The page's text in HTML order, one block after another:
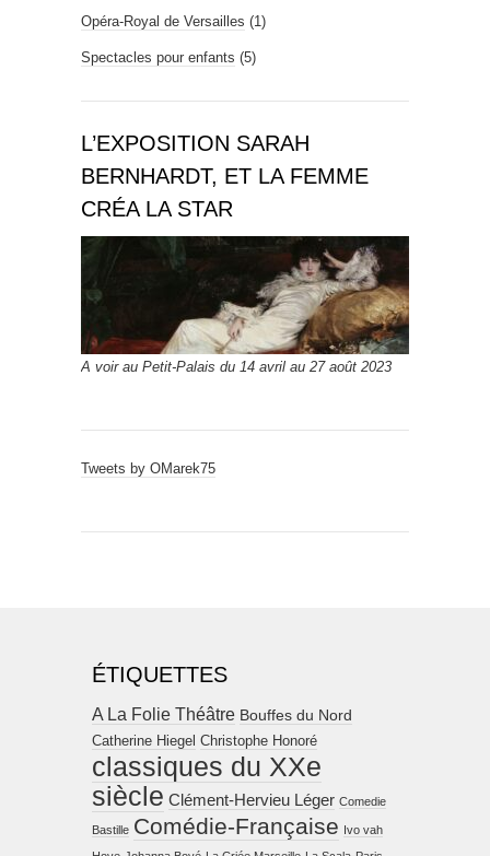
Opéra-Royal de Versailles (1)
Spectacles pour enfants (5)
L’EXPOSITION SARAH
BERNHARDT, ET LA FEMME
CRÉA LA STAR
A voir au Petit-Palais du 14 avril au 27 août 2023
Tweets by OMarek75
ÉTIQUETTES
A La Folie Théâtre Bouffes du Nord
Catherine Hiegel Christophe Honoré
classiques du XXe
siècle Clément-Hervieu Léger Comedie
Bastille Comédie-Française Ivo vah